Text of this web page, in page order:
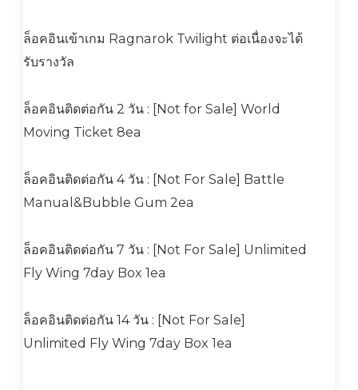
ล็อคอินเข้าเกม Ragnarok Twilight ต่อเนื่องจะได้
รับรางวัล
ล็อคอินติดต่อกัน 2 วัน : [Not for Sale] World
Moving Ticket 8ea
ล็อคอินติดต่อกัน 4 วัน : [Not For Sale] Battle
Manual&Bubble Gum 2ea
ล็อคอินติดต่อกัน 7 วัน : [Not For Sale] Unlimited
Fly Wing 7day Box 1ea
ล็อคอินติดต่อกัน 14 วัน : [Not For Sale]
Unlimited Fly Wing 7day Box 1ea